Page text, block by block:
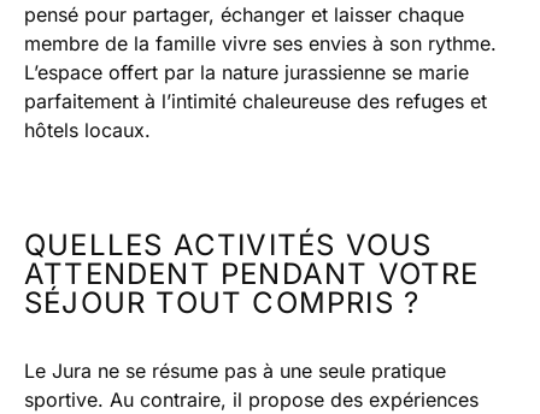
pensé pour partager, échanger et laisser chaque
membre de la famille vivre ses envies à son rythme.
L’espace offert par la nature jurassienne se marie
parfaitement à l’intimité chaleureuse des refuges et
hôtels locaux.
QUELLES ACTIVITÉS VOUS
ATTENDENT PENDANT VOTRE
SÉJOUR TOUT COMPRIS ?
Le Jura ne se résume pas à une seule pratique
sportive. Au contraire, il propose des expériences